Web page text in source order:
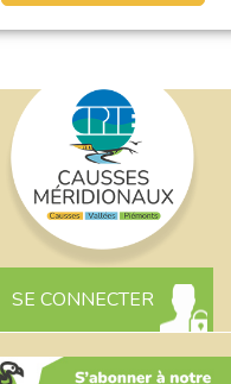
SE CONNECTER